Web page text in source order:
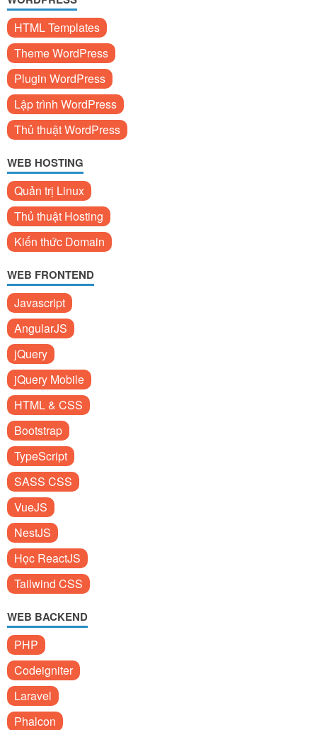
HTML Templates
Theme WordPress
Plugin WordPress
Lập trình WordPress
Thủ thuật WordPress
WEB HOSTING
Quản trị Linux
Thủ thuật Hosting
Kiến thức Domain
WEB FRONTEND
Javascript
AngularJS
jQuery
jQuery Mobile
HTML & CSS
Bootstrap
TypeScript
SASS CSS
VueJS
NestJS
Học ReactJS
Tailwind CSS
WEB BACKEND
PHP
Codeigniter
Laravel
Phalcon